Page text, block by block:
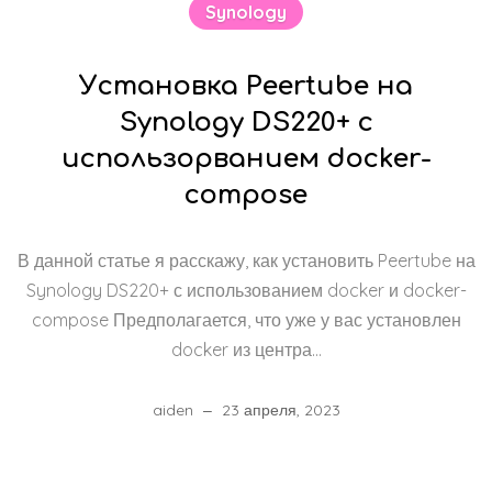
Synology
Установка Peertube на
Synology DS220+ с
использорванием docker-
compose
В данной статье я расскажу, как установить Peertube на
Synology DS220+ с использованием docker и docker-
compose Предполагается, что уже у вас установлен
docker из центра…
aiden 23 апреля, 2023